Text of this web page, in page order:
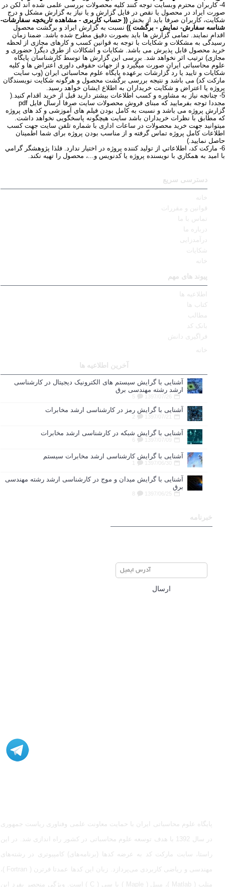
4- کاربران محترم وبسایت توجه کنند کلیه محصولات بررسی علمی شده اند لکن در
صورت ایراد در محصول یا نقص در فایل گزارش و یا نیاز به گزارش مشکل و درج
شکایت، کاربران صرفا باید از بخش (( حساب کاربری - مشاهده تاریخچه سفارشات-
شناسه سفارش- نمایش - برگشت )) نسبت به گزارش ایراد و برگشت محصول
اقدام نمایند. تمامی گزارش ها باید بصورت دقیق مطرح شده باشد. ضمنا زمان
رسیدگی به مشکلات و شکایات با توجه به قوانین کسب و کارهای مجازی از لحظه
خرید محصول قابل پذیرش می باشد. شکایات و اشکالات از طرق دیگر( حضوری و
مجازی) ترتیب اثر نخواهد شد. بررسی این گزارش ها توسط کارشناسان پایگاه
علوم محاسباتی ایران صورت میگیرد و از جهات حقوقی داوری اعتراض ها و کلیه
شکایات و تایید یا رد گزارشات برعهده پایگاه علوم محاسباتی ایران (وب سایت
مارکت کد) می باشد و نتیجه بررسی برگشت محصول و هرگونه شکایت نویسندگان
پروژه یا اعتراض و شکایت خریداران به اطلاع ایشان خواهد رسید.
5- چنانچه نياز به مشاوره و كسب اطلاعات بيشتر داريد قبل از خريد اقدام كنيد.(
مجددا توجه بفرمایید که مبنای فروش محصولات سایت صرفا ارسال فایل pdf
گزارش پروژه می باشد و نسبت به کامل بودن فیلم های آموزشی و کد های پروژه
که مطابق با نظرات خریداران باشد سایت هیچگونه پاسخگویی نخواهد داشت.
میتوانید جهت خرید محصولات در ساعات اداری با شماره تلفن سایت جهت کسب
اطلاعات کامل پروژه تماس گرفته و از مناسب بودن پروژه برای شما اطمینان
حاصل نمایید.)
6- ماركت كد، اطلاعاتي از توليد كننده پروژه در اختيار ندارد. فلذا پژوهشگر گرامي
با اميد به همكاري با نويسنده پروژه يا كدنويس و...، محصول را تهيه نكند.
دسترسی سریع
خانه
قوانین و مقررات
تماس با ما
درباره ما
درآمدزایی
شکایات
خانه
پیوند های مهم
اطلاعیه ها
کتاب ها
مطالب
بانک کد
فراگیری دانش
خانه
آخرین اطلاعیه ها
آشنایی با گرایش سیستم های الکترونیک دیجیتال در کارشناسی
ارشد رشته مهندسی برق
1397/07/26
5
آشنایی با گرایش رمز در کارشناسی ارشد مخابرات
1397/07/21
آشنایی با گرایش شبکه در کارشناسی ارشد مخابرات
1397/07/09
6
آشنایی با گرایش کارشناسی ارشد مخابرات سیستم
1397/06/30
آشنایی با گرایش میدان و موج در کارشناسی ارشد رشته مهندسی
برق
1397/06/25
خبرنامه
ارسال
پایگاه علوم محاسباتی ایران با حمایت معاونت علمی وفناوری ریاست جمهوری
در سال 1392 با هدف توسعه علوم محاسباتی در کشور راه اندازی شد. در این
راستا، سایت مارکت کد به عرضه کدها (برنامه‌های) کامپیوتری در رشته‌های
مهندسی و ریاضی کاربردی می‌پردازد. زبان این کدها عمدتا فرترن ( Fortran )،
متلب ( Matlab )، میپل ( Maple ) یا سی ( C ) است. ویژگی منحصر بفرد این